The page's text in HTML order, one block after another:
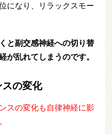
になり、リラックスモー
と副交感神経への切り替
が乱れてしまうのです。
の変化
スの変化も自律神経に影